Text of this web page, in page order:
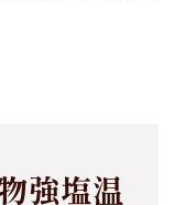
強塩温